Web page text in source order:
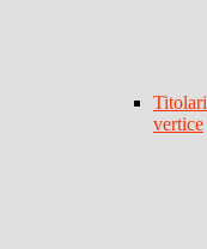
vertice